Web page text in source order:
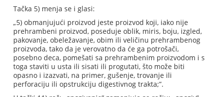
Tačka 5) menja se i glasi:
„5) obmanjujući proizvod jeste proizvod koji, iako nije
prehrambeni proizvod, poseduje oblik, miris, boju, izgled,
pakovanje, obeležavanje, obim ili veličinu prehrambenog
proizvoda, tako da je verovatno da će ga potrošači,
posebno deca, pomešati sa prehrambenim proizvodom i s
toga staviti u usta ili sisati ili progutati, što može biti
opasno i izazvati, na primer, gušenje, trovanje ili
perforaciju ili opstrukciju digestivnog trakta;”.